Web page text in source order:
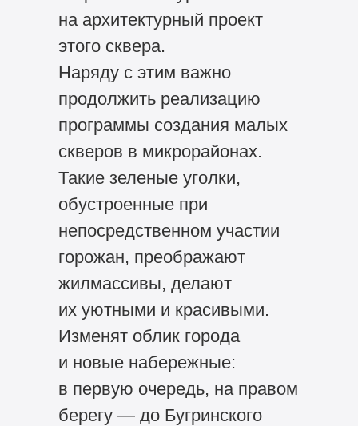
на архитектурный проект
этого сквера.
Наряду с этим важно
продолжить реализацию
программы создания малых
скверов в микрорайонах.
Такие зеленые уголки,
обустроенные при
непосредственном участии
горожан, преображают
жилмассивы, делают
их уютными и красивыми.
Изменят облик города
и новые набережные:
в первую очередь, на правом
берегу — до Бугринского